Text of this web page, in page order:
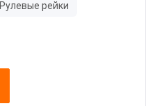
Рулевые рейки